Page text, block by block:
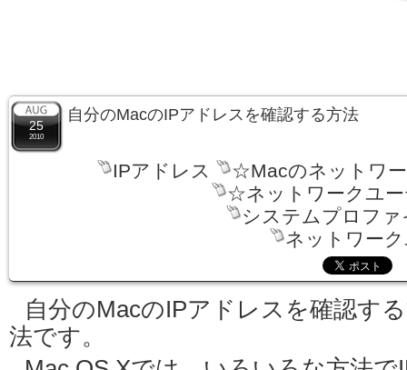
25
2010
自分のMacのIPアドレスを確認する方法
IPアドレス
☆Macのネットワ
☆ネットワークユ
システムプロファ
ネットワー
自分のMacのIPアドレスを確認す
法です。